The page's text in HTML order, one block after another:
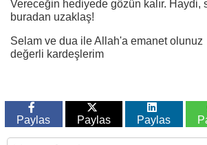
Vereceğin hediyede gözün kalır. Haydi,
buradan uzaklaş!
Selam ve dua ile Allah'a emanet olunuz
değerli kardeşlerim
Paylas Paylas Paylas